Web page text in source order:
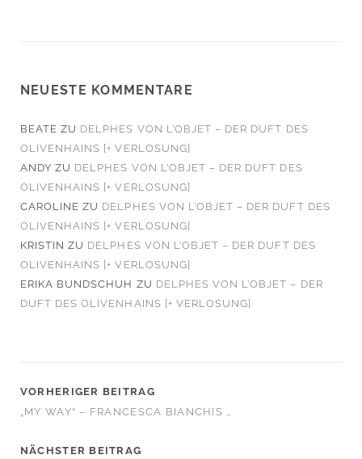
NEUESTE KOMMENTARE
BEATE ZU DELPHES VON L’OBJET – DER DUFT DES
OLIVENHAINS [+ VERLOSUNG]
ANDY ZU DELPHES VON L’OBJET – DER DUFT DES
OLIVENHAINS [+ VERLOSUNG]
CAROLINE ZU DELPHES VON L’OBJET – DER DUFT DES
OLIVENHAINS [+ VERLOSUNG]
KRISTIN ZU DELPHES VON L’OBJET – DER DUFT DES
OLIVENHAINS [+ VERLOSUNG]
ERIKA BUNDSCHUH ZU DELPHES VON L’OBJET – DER
DUFT DES OLIVENHAINS [+ VERLOSUNG]
VORHERIGER BEITRAG
„MY WAY“ – FRANCESCA BIANCHIS …
NÄCHSTER BEITRAG